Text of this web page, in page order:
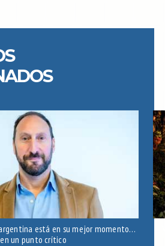
está en su mejor momento…
un punto crítico